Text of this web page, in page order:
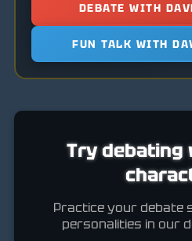
DEBATE WITH
FUN TALK WITH
Try debating
Practice your debate
personalities in our